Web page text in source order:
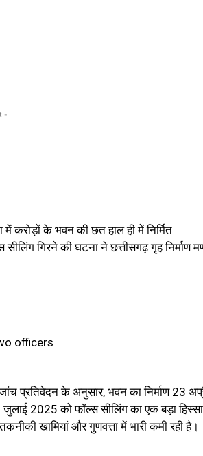
-
के भवन की छत हाल ही में निर्मित
सीलिंग गिरने की घटना ने छत्तीसगढ़ गृह निर्माण
प्रतिवेदन के अनुसार, भवन का निर्माण 23
जुलाई 2025 को फॉल्स सीलिंग का एक बड़ा हिस्सा
खामियां और गुणवत्ता में भारी कमी रही है।